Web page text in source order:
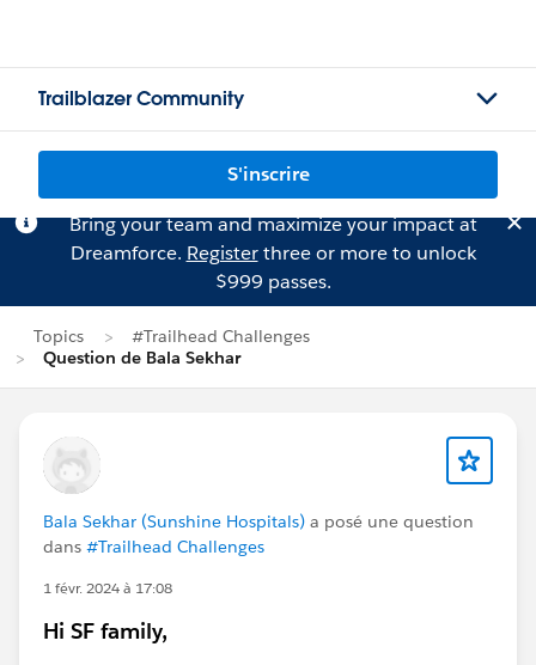
Trailblazer Community
S'inscrire
Bring your team and maximize your impact at
Dreamforce. Registerthree or more to unlock
$999 passes.
Topics
#Trailhead Challenges
Question de Bala Sekhar
Bala Sekhar (Sunshine Hospitals) a posé une question
dans #Trailhead Challenges
1 févr. 2024 à 17:08
Hi SF family,